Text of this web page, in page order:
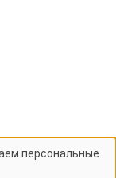
персональные